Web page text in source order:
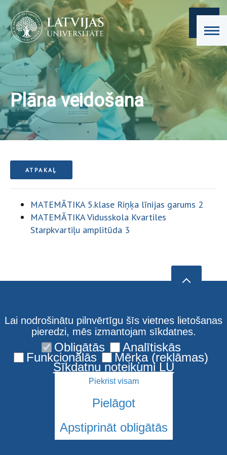
Plāna veidošana
ATPAKAĻ
MATEMĀTIKA 5.klase Riņķa līnijas garums 2
MATEMĀTIKA Vidusskola Kvartiles
Starpkvartiļu amplitūda 3
© 2026 Latvijas Universitāte. Visas tiesības aizsargātas
Lai nodrošinātu pilnvērtīgu šīs vietnes lietošanas
pieredzi, mēs izmantojam sīkdatnes.
Obligātās Analītiskās
Funkcionālās Mērķa (reklāmas)
Sīkdatņu noteikumi LU
Piekrist visam
Pielāgot
Apstiprināt obligātās